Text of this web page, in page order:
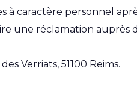
à caractère personnel
une réclamation
Verriats, 51100 Reims.